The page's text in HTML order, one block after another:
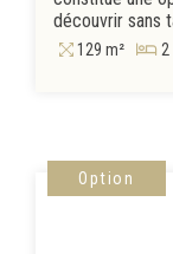
découvrir sans
129 m² 2
Option